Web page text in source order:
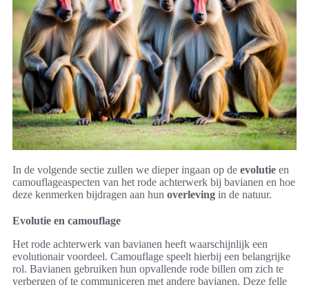
In de volgende sectie zullen we dieper ingaan op de evolutie en
camouflageaspecten van het rode achterwerk bij bavianen en hoe
deze kenmerken bijdragen aan hun overleving in de natuur.
Evolutie en camouflage
Het rode achterwerk van bavianen heeft waarschijnlijk een
evolutionair voordeel. Camouflage speelt hierbij een belangrijke
rol. Bavianen gebruiken hun opvallende rode billen om zich te
verbergen of te communiceren met andere bavianen. Deze felle